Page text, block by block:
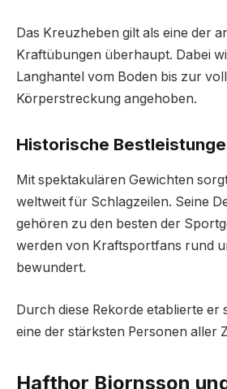
Das Kreuzheben gilt als eine der
Kraftübungen überhaupt. Dabei
Langhantel vom Boden bis zur
Körperstreckung angehoben.
Historische
Mit spektakulären Gewichten
weltweit für Schlagzeilen. Seine
gehören zu den besten der
werden von Kraftsportfans rund
bewundert.
Durch diese Rekorde etablierte er
eine der stärksten Personen aller
Hafthor Bjornsson